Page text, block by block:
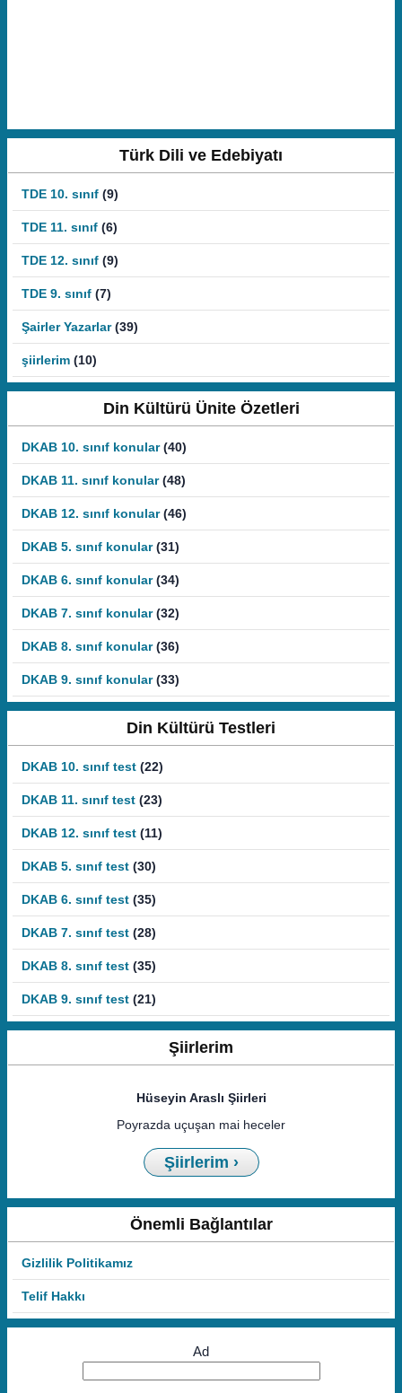
Türk Dili ve Edebiyatı
TDE 10. sınıf (9)
TDE 11. sınıf (6)
TDE 12. sınıf (9)
TDE 9. sınıf (7)
Şairler Yazarlar (39)
şiirlerim (10)
Din Kültürü Ünite Özetleri
DKAB 10. sınıf konular (40)
DKAB 11. sınıf konular (48)
DKAB 12. sınıf konular (46)
DKAB 5. sınıf konular (31)
DKAB 6. sınıf konular (34)
DKAB 7. sınıf konular (32)
DKAB 8. sınıf konular (36)
DKAB 9. sınıf konular (33)
Din Kültürü Testleri
DKAB 10. sınıf test (22)
DKAB 11. sınıf test (23)
DKAB 12. sınıf test (11)
DKAB 5. sınıf test (30)
DKAB 6. sınıf test (35)
DKAB 7. sınıf test (28)
DKAB 8. sınıf test (35)
DKAB 9. sınıf test (21)
Şiirlerim
Hüseyin Araslı Şiirleri
Poyrazda uçuşan mai heceler
Şiirlerim ›
Önemli Bağlantılar
Gizlilik Politikamız
Telif Hakkı
Ad